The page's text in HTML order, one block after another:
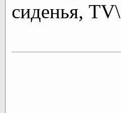
сиденья,